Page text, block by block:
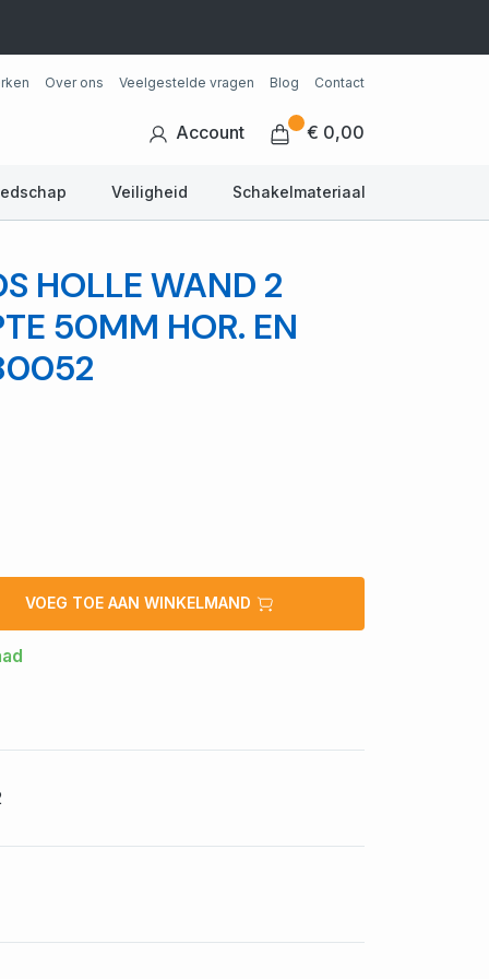
Over ons Veelgestelde vragen Blog Contact
Account € 0,00
Veiligheid Schakelmateriaal
HOLLE WAND 2
50MM HOR. EN
VOEG TOE AAN WINKELMAND